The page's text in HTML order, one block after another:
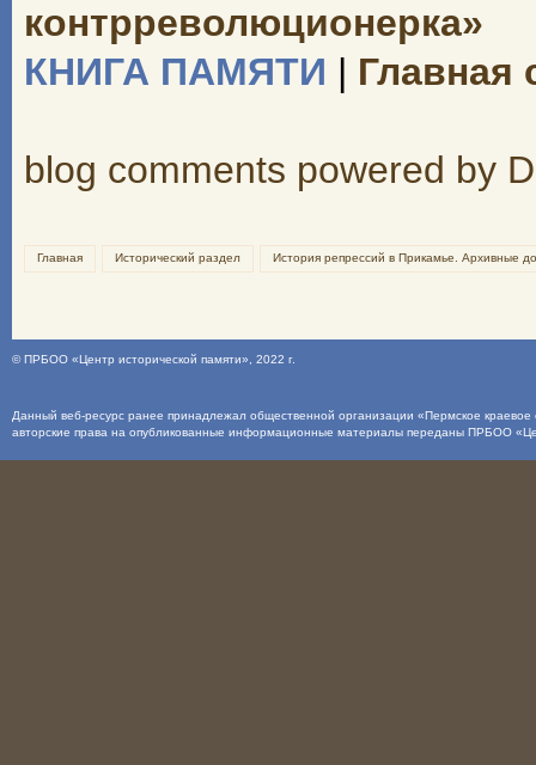
контрреволюционерка»
КНИГА ПАМЯТИ | Главная
blog comments powered by
Главная Исторический раздел История репрессий в Прикамье. Архивные
©ПРБОО «Центр исторической памяти» , 2022 г.
Данный веб-ресурс ранее принадлежал общественной организации «Пермское
авторские права на опубликованные информационные материалы переданы ПРБОО